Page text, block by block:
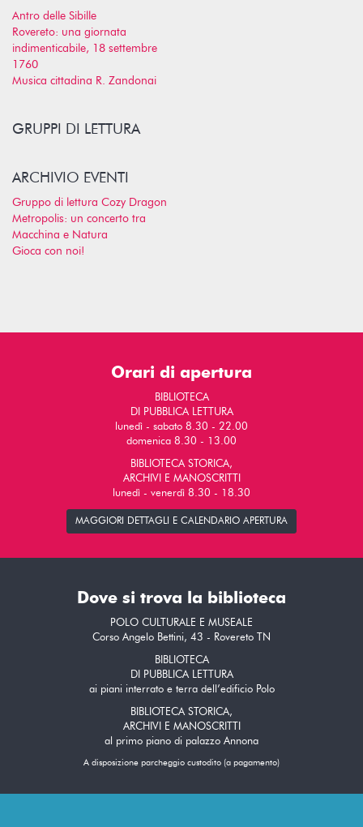
Antro delle Sibille
Rovereto: una giornata
indimenticabile, 18 settembre
1760
Musica cittadina R. Zandonai
GRUPPI DI LETTURA
ARCHIVIO EVENTI
Gruppo di lettura Cozy Dragon
Metropolis: un concerto tra
Macchina e Natura
Gioca con noi!
Orari di apertura
BIBLIOTECA
DI PUBBLICA LETTURA
lunedì - sabato 8.30 - 22.00
domenica 8.30 - 13.00
BIBLIOTECA STORICA,
ARCHIVI E MANOSCRITTI
lunedì - venerdì 8.30 - 18.30
MAGGIORI DETTAGLI E CALENDARIO APERTURA
Dove si trova la biblioteca
POLO CULTURALE E MUSEALE
Corso Angelo Bettini, 43 - Rovereto TN
BIBLIOTECA
DI PUBBLICA LETTURA
ai piani interrato e terra dell’edificio Polo
BIBLIOTECA STORICA,
ARCHIVI E MANOSCRITTI
al primo piano di palazzo Annona
A disposizione parcheggio custodito (a pagamento)